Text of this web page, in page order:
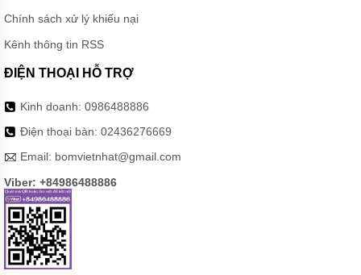
Chính sách xử lý khiếu nại
Kênh thông tin RSS
ĐIỆN THOẠI HỖ TRỢ
Kinh doanh: 0986488886
Điện thoại bàn: 02436276669
Email: bomvietnhat@gmail.com
Viber: +84986488886